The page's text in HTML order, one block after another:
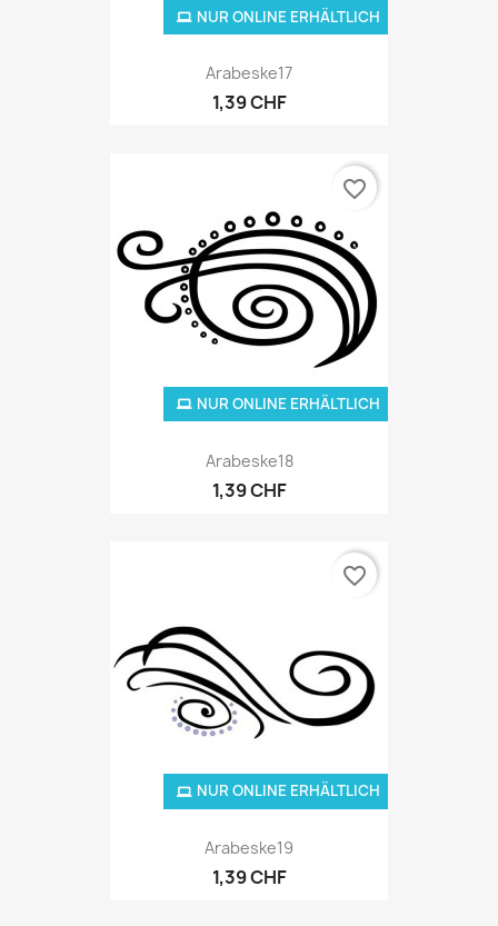
Arabeske17
1,39 CHF
NUR ONLINE ERHÄLTLICH
Arabeske18
1,39 CHF
NUR ONLINE ERHÄLTLICH
favorite_border
Arabeske19
1,39 CHF
NUR ONLINE ERHÄLTLICH
favorite_border